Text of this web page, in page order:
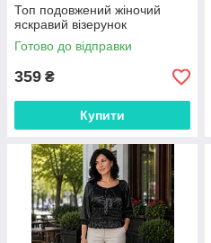
Топ подовжений жіночий
яскравий візерунок
Готово до відправки
359 ₴
Купити